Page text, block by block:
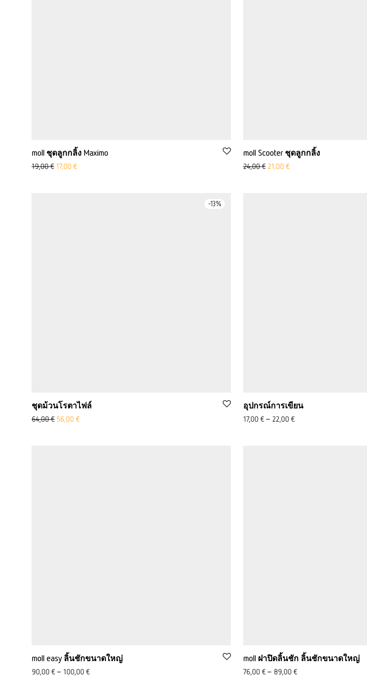
moll ชุดลูกกลิ้ง Maximo
19,00€ Ursprünglicher Preis war: 19,00 €
17,00 €Aktueller Preis ist: 17,00 €.
moll Scooter ชุดลูกกลิ้ง
24,00€ ราคาเดิมคือ: 24.00 ยูโร
21,00 €ราคาปัจจุบันคือ: 21.00 ยูโร
-13%
ชุดม้วนโรตาไฟล์
64,00€ ราคาเดิมคือ: 64.00 ยูโร
56,00 €Aktueller Preis ist: 56,00 €.
อุปกรณ์การเขียน
17,00 €– 22,00 €
moll easy ลิ้นชักขนาดใหญ่
90,00 € – 100,00 €
moll ฝาปิดลิ้นชัก ลิ้นชักขนาดใหญ่
76,00 €– 89,00 €